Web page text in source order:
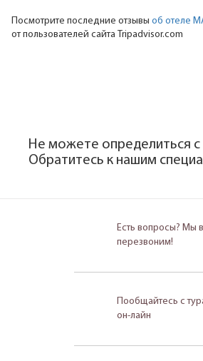
Посмотрите последние отзывы об отеле
от пользователей сайта Tripadvisor.com
Не можете определиться
Обратитесь к нашим
Есть вопросы? Мы
перезвоним!
Пообщайтесь с
он-лайн